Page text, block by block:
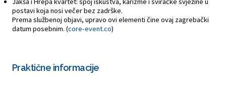
postavi koja nosi večer bez zadrške.
Prema službenoj objavi, upravo ovi elementi čine ovaj zagrebački
datum posebnim. (core-event.co)
Praktične informacije